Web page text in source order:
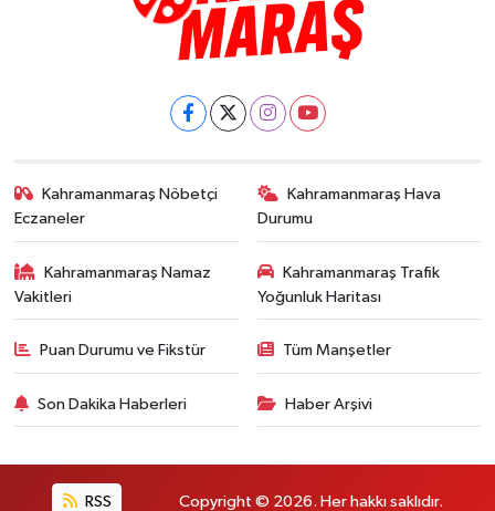
Kahramanmaraş Nöbetçi
Eczaneler
Kahramanmaraş Hava
Durumu
Kahramanmaraş Namaz
Vakitleri
Kahramanmaraş Trafik
Yoğunluk Haritası
Puan Durumu ve Fikstür Tüm Manşetler
Son Dakika Haberleri Haber Arşivi
RSS Copyright © 2026. Her hakkı saklıdır.